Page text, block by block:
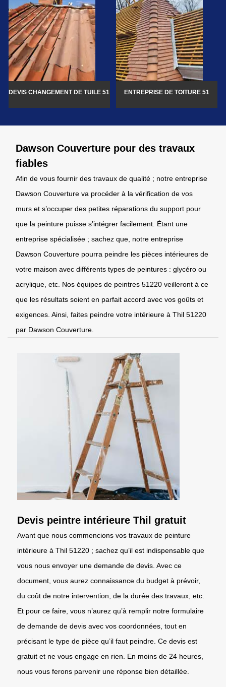
DEVIS CHANGEMENT DE TUILE 51 ENTREPRISE DE TOITURE 51
Dawson Couverture pour des travaux
fiables
Afin de vous fournir des travaux de qualité ; notre entreprise
Dawson Couverture va procéder à la vérification de vos
murs et s’occuper des petites réparations du support pour
que la peinture puisse s’intégrer facilement. Étant une
entreprise spécialisée ; sachez que, notre entreprise
Dawson Couverture pourra peindre les pièces intérieures de
votre maison avec différents types de peintures : glycéro ou
acrylique, etc. Nos équipes de peintres 51220 veilleront à ce
que les résultats soient en parfait accord avec vos goûts et
exigences. Ainsi, faites peindre votre intérieure à Thil 51220
par Dawson Couverture.
Devis peintre intérieure Thil gratuit
Avant que nous commencions vos travaux de peinture
intérieure à Thil 51220 ; sachez qu’il est indispensable que
vous nous envoyer une demande de devis. Avec ce
document, vous aurez connaissance du budget à prévoir,
du coût de notre intervention, de la durée des travaux, etc.
Et pour ce faire, vous n’aurez qu’à remplir notre formulaire
de demande de devis avec vos coordonnées, tout en
précisant le type de pièce qu’il faut peindre. Ce devis est
gratuit et ne vous engage en rien. En moins de 24 heures,
nous vous ferons parvenir une réponse bien détaillée.